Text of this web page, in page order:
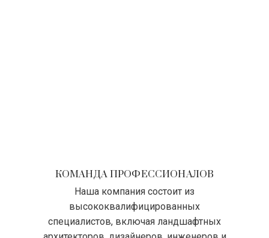
КОМАНДА ПРОФЕССИОНАЛОВ
Наша компания состоит из
высококвалифицированных
специалистов, включая ландшафтных